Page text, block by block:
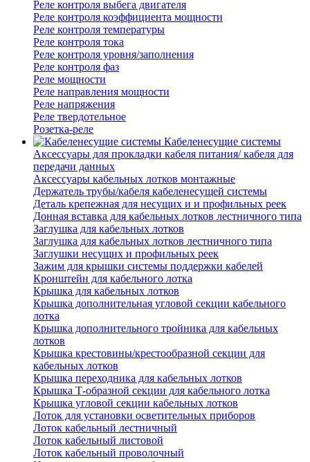
Реле контроля выбега двигателя
Реле контроля коэффициента мощности
Реле контроля температуры
Реле контроля тока
Реле контроля уровня/заполнения
Реле контроля фаз
Реле мощности
Реле направления мощности
Реле напряжения
Реле твердотельное
Розетка-реле
Кабеленесущие системы
Аксессуары для прокладки кабеля питания/ кабеля для
передачи данных
Аксессуары кабельных лотков монтажные
Держатель трубы/кабеля кабеленесущей системы
Деталь крепежная для несущих и и профильных реек
Донная вставка для кабельных лотков лестничного типа
Заглушка для кабельных лотков
Заглушка для кабельных лотков лестничного типа
Заглушки несущих и профильных реек
Зажим для крышки системы поддержки кабелей
Кронштейн для кабельного лотка
Крышка для кабельных лотков
Крышка дополнительная угловой секции кабельного
лотка
Крышка дополнительного тройника для кабельных
лотков
Крышка крестовины/крестообразной секции для
кабельных лотков
Крышка переходника для кабельных лотков
Крышка Т-образной секции для кабельного лотка
Крышка угловой секции кабельных лотков
Лоток для установки осветительных приборов
Лоток кабельный лестничный
Лоток кабельный листовой
Лоток кабельный проволочный